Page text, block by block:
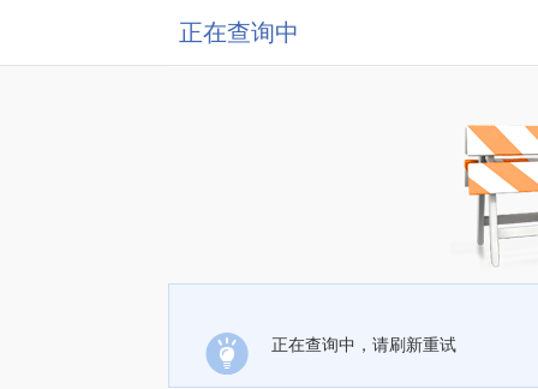
正在查询中
正在查询中，请刷新重试